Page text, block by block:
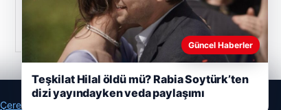
Çerez Politikamız
Güncel Haberler
Teşkilat Hilal öldü mü? Rabia Soytürk’ten
dizi yayındayken veda paylaşımı